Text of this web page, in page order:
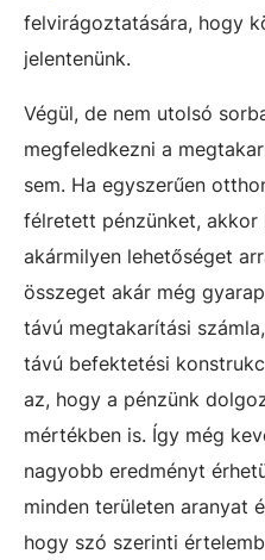
felvirágoztatására, hogy
jelentenünk.
Végül, de nem utolsó
megfeledkezni a
sem. Ha egyszerűen
félretett pénzünket, akkor
akármilyen lehetőséget
összeget akár még
távú megtakarítási
távú befektetési
az, hogy a pénzünk
mértékben is. Így még
nagyobb eredményt
minden területen aranyat
hogy szó szerinti